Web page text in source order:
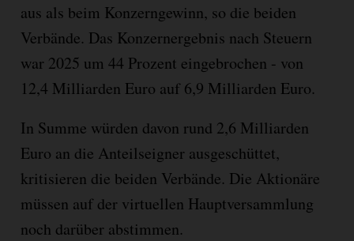
aus als beim Konzerngewinn, so die beiden
Verbände. Das Konzernergebnis nach Steuern
war 2025 um 44 Prozent eingebrochen - von
12,4 Milliarden Euro auf 6,9 Milliarden Euro.
In Summe würden davon rund 2,6 Milliarden
Euro an die Anteilseigner ausgeschüttet,
kritisieren die beiden Verbände. Die Aktionäre
müssen auf der virtuellen Hauptversammlung
noch darüber abstimmen.